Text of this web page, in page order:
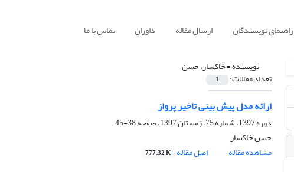
راهنمای نویسندگان ارسال مقاله داوران تماس با ما
نویسنده =خاکسار، حسن
تعداد مقالات: 1
ارائه مدل پیش بینی تاخیر پرواز
دوره 1397، شماره 75، زمستان 1397، صفحه
38-45
حسن خاکسار
مشاهده مقاله
اصل مقاله 777.32 K